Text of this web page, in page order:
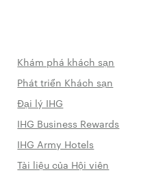
Khám phá khách sạn
Phát triển Khách sạn
Đại lý IHG
IHG Business Rewards
IHG Army Hotels
Tài liệu của Hội viên